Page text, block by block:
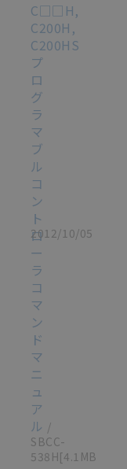
C□□H,
C200H,
C200HS
プ
ロ
グ
ラ
マ
ブ
ル
コ
ン
ト
ロ
ー
ラ
コ
マ
ン
ド
マ
ニ
ュ
ア
ル /
SBCC-
538H[4.1MB]
2012/10/05